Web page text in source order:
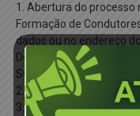
1. Abertura do processo
Formação de
dados ou no endereço
Definitiva poderá ser
SC.
2. Recolher taxa de
3. Aguardar o prazo